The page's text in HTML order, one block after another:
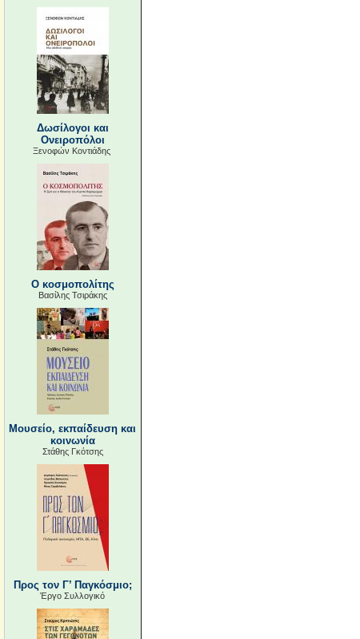
Δωσίλογοι και
Ονειροπόλοι
Ξενοφών Κοντιάδης
Ο κοσμοπολίτης
Βασίλης Τσιράκης
Μουσείο, εκπαίδευση και
κοινωνία
Στάθης Γκότσης
Προς τον Γ’ Παγκόσμιο;
Έργο Συλλογικό